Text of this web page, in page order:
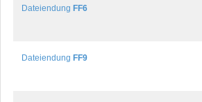
Dateiendung FF6
Dateiendung FF9